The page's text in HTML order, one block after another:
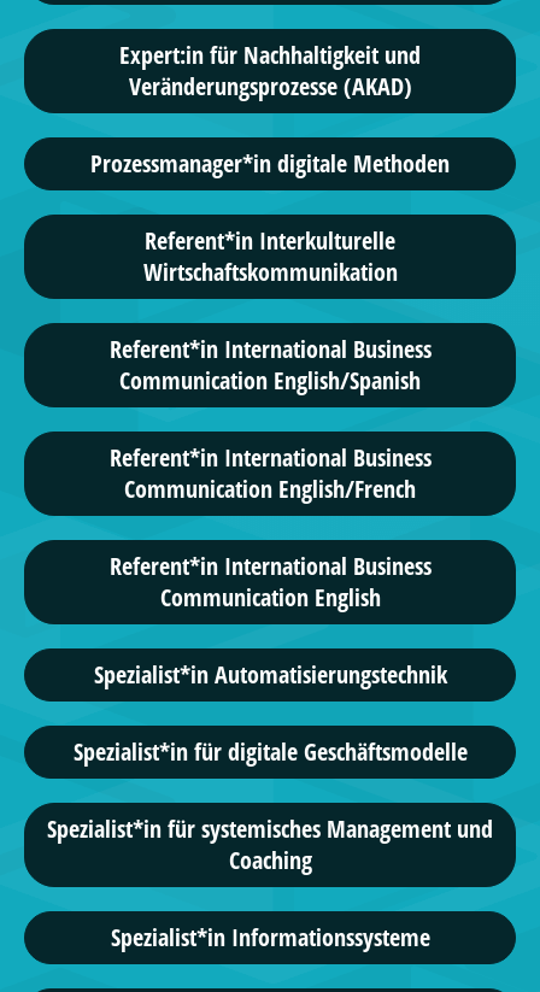
Expert:in für Nachhaltigkeit und
Veränderungsprozesse (AKAD)
Prozessmanager*in digitale Methoden
Referent*in Interkulturelle
Wirtschaftskommunikation
Referent*in International Business
Communication English/Spanish
Referent*in International Business
Communication English/French
Referent*in International Business
Communication English
Spezialist*in Automatisierungstechnik
Spezialist*in für digitale Geschäftsmodelle
Spezialist*in für systemisches Management und
Coaching
Spezialist*in Informationssysteme